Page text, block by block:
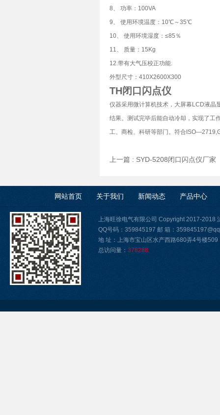
8、 功率：100VA
9、 使用环境温度：10℃～35℃
10、 使用环境湿度：≤85％
11、 质量：15Kg
12.带有大气压校正功能.
外型尺寸：410X2600X300
TH闭口闪点仪
仪器采用微计算机技术，大屏幕LCD液晶
结果。测试完毕后能自动冷却，实现了工
工、商检、科研等部门。符合
上一篇 : SYD-5208闭口闪点仪厂家
网站首页 关于我们 新闻动态 产品中心
上海旺徐电气有限公司 Copyright 2017-2018
QQ号码：359845197 邮 箱：
地 址：上海市宝山区水产西路680弄4号楼509
总访问量： 378288